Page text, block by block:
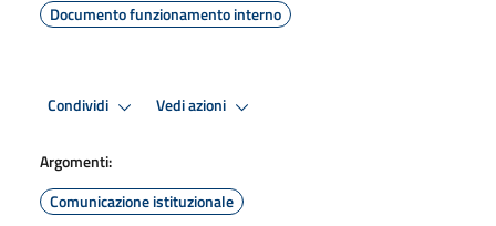
Documento funzionamento interno
Condividi Vedi azioni
Argomenti:
Comunicazione istituzionale